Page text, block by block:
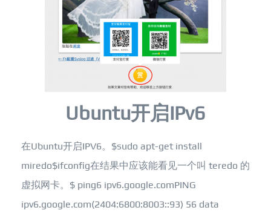
Ubuntu开启IPv6
在Ubuntu开启IPV6。$sudo apt-get install
miredo$ifconfig在结果中应该能看见一个叫 teredo 的
虚拟网卡。$ ping6 ipv6.google.comPING
ipv6.google.com(2404:6800:8003::93) 56 data